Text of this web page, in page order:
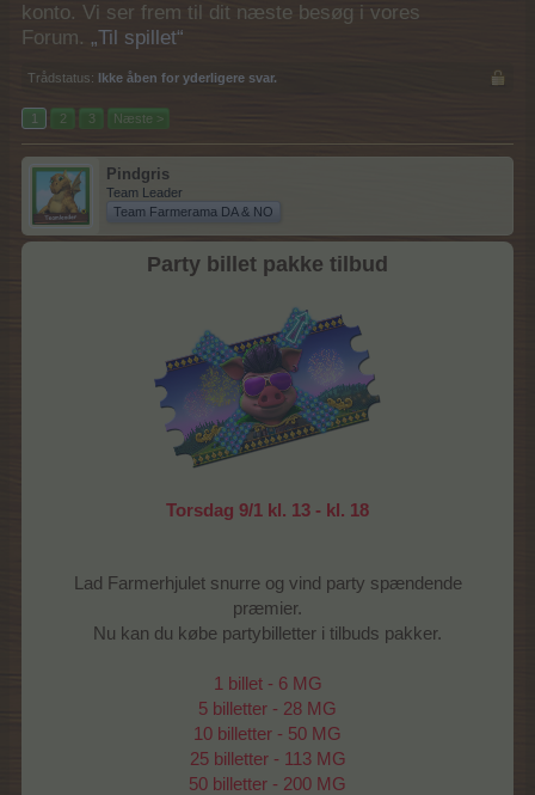
konto. Vi ser frem til dit næste besøg i vores
Forum. „Til spillet“
Trådstatus: Ikke åben for yderligere svar.
1 2 3 Næste >
Pindgris
Team Leader
Team Farmerama DA & NO
Party billet pakke tilbud
Torsdag 9/1 kl. 13 - kl. 18
Lad Farmerhjulet snurre og vind party spændende
præmier.
Nu kan du købe partybilletter i tilbuds pakker.
1 billet - 6 MG
5 billetter - 28 MG
10 billetter - 50 MG
25 billetter - 113 MG
50 billetter - 200 MG